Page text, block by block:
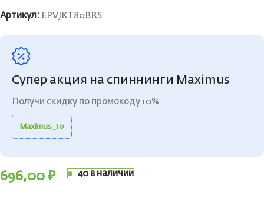
Артикул: EPVJKT80BRS
Супер акция на спиннинги Maximus
Получи скидку по промокоду 10%
Maximus_10
696,00 ₽ 40 в наличии